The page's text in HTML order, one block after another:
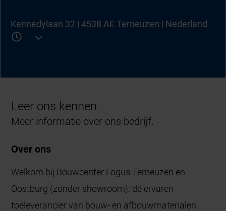
Kennedylaan 32 | 4538 AE Terneuzen | Nederland
Leer ons kennen
Meer informatie over ons bedrijf.
Over ons
Welkom bij Bouwcenter Logus Terneuzen en
Oostburg (zonder showroom): dé ervaren
toeleverancier van bouw- en afbouwmaterialen,